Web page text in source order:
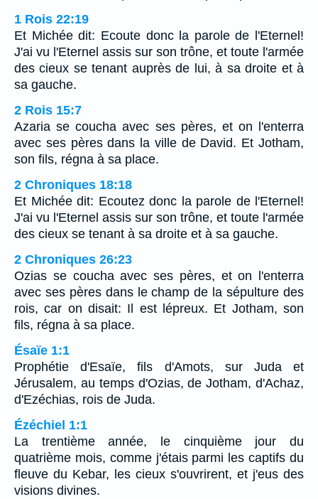
1 Rois 22:19
Et Michée dit: Ecoute donc la parole de l'Eternel!
J'ai vu l'Eternel assis sur son trône, et toute l'armée
des cieux se tenant auprès de lui, à sa droite et à
sa gauche.
2 Rois 15:7
Azaria se coucha avec ses pères, et on l'enterra
avec ses pères dans la ville de David. Et Jotham,
son fils, régna à sa place.
2 Chroniques 18:18
Et Michée dit: Ecoutez donc la parole de l'Eternel!
J'ai vu l'Eternel assis sur son trône, et toute l'armée
des cieux se tenant à sa droite et à sa gauche.
2 Chroniques 26:23
Ozias se coucha avec ses pères, et on l'enterra
avec ses pères dans le champ de la sépulture des
rois, car on disait: Il est lépreux. Et Jotham, son
fils, régna à sa place.
Ésaïe 1:1
Prophétie d'Esaïe, fils d'Amots, sur Juda et
Jérusalem, au temps d'Ozias, de Jotham, d'Achaz,
d'Ezéchias, rois de Juda.
Ézéchiel 1:1
La trentième année, le cinquième jour du
quatrième mois, comme j'étais parmi les captifs du
fleuve du Kebar, les cieux s'ouvrirent, et j'eus des
visions divines.